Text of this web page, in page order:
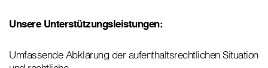
Unsere Unterstützungsleistungen:
Umfassende Abklärung der aufenthaltsrechtlichen Situation